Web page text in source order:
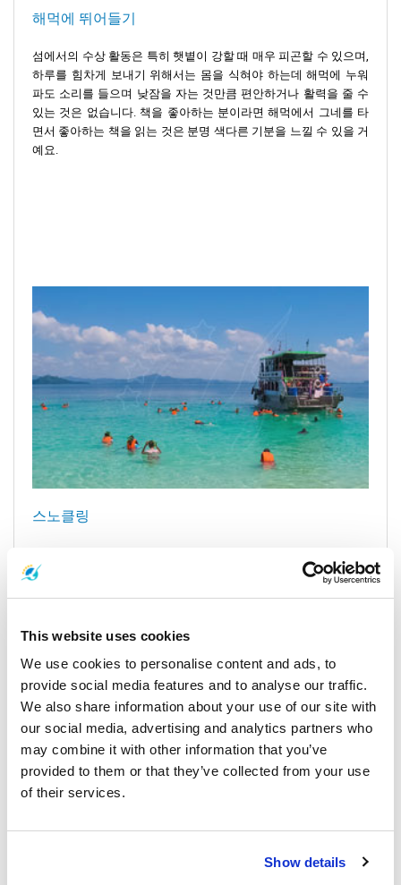
This website uses cookies
We use cookies to personalise content and ads, to
provide social media features and to analyse our traffic.
We also share information about your use of our site with
our social media, advertising and analytics partners who
may combine it with other information that you’ve
provided to them or that they’ve collected from your use
of their services.
Show details
해먹에 뛰어들기
섬에서의 수상 활동은 특히 햇볕이 강할 때 매우 피곤할 수 있으며,
하루를 힘차게 보내기 위해서는 몸을 식혀야 하는데 해먹에 누워
파도 소리를 들으며 낮잠을 자는 것만큼 편안하거나 활력을 줄 수
있는 것은 없습니다. 책을 좋아하는 분이라면 해먹에서 그네를 타
면서 좋아하는 책을 읽는 것은 분명 색다른 기분을 느낄 수 있을 거
예요.
스노클링
해양 생물로 유명하며, 해변 가까이만 가도 아름다운 볼거리가 많
지점마다 다른 즐거움과 다른 볼거리를 경험하실 수 있습니다.
간략히 읽기